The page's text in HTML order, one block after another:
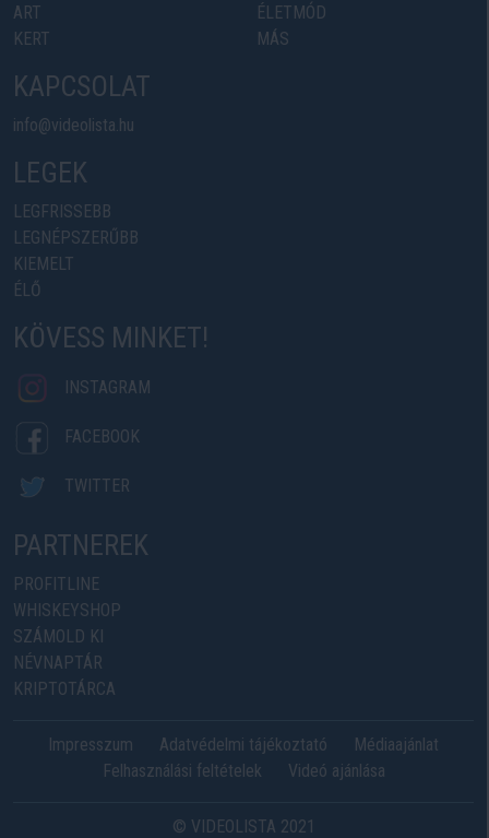
ART
KERT
ÉLETMÓD
MÁS
KAPCSOLAT
info@videolista.hu
LEGEK
LEGFRISSEBB
LEGNÉPSZERŰBB
KIEMELT
ÉLŐ
KÖVESS MINKET!
INSTAGRAM
FACEBOOK
TWITTER
PARTNEREK
PROFITLINE
WHISKEYSHOP
SZÁMOLD KI
NÉVNAPTÁR
KRIPTOTÁRCA
Impresszum Adatvédelmi tájékoztató
Médiaajánlat
Felhasználási feltételek
Videó ajánlása
© VIDEOLISTA 2021